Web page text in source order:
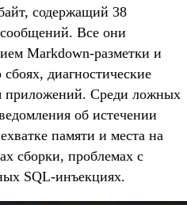
содержащий 38
Все они
Markdown-разметки и
диагностические
приложений. Среди ложных
об истечении
памяти и места на
сборки, проблемах с
SQL-инъекциях.